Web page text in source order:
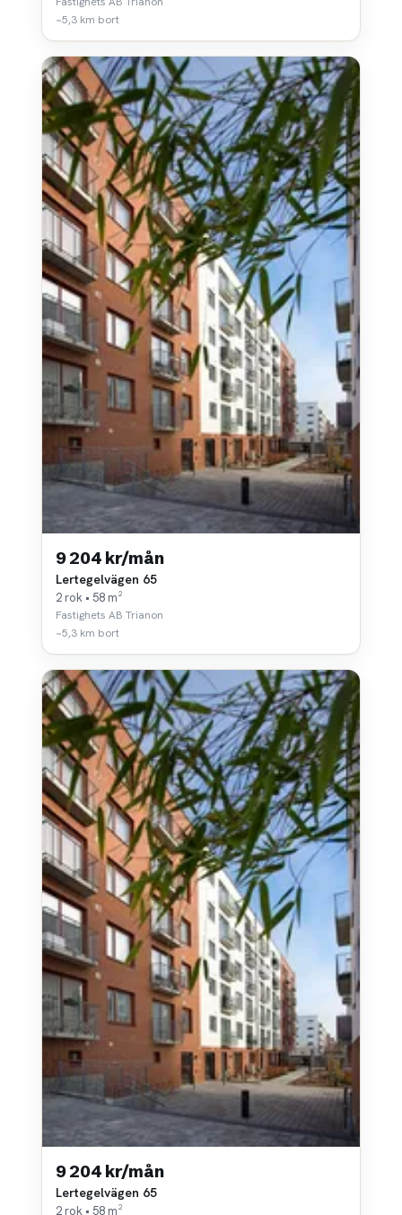
~5,3 km bort
9 204 kr/mån
Lertegelvägen 65
2 rok • 58 m²
Fastighets AB Trianon
~5,3 km bort
9 204 kr/mån
Lertegelvägen 65
2 rok • 58 m²